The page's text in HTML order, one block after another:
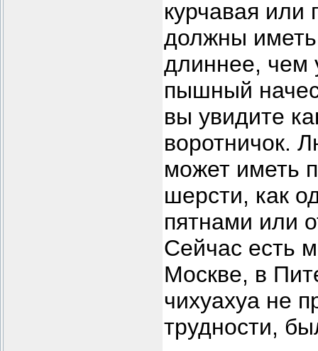
курчавая или
должны иметь
длиннее, чем
пышный
вы увидите
воротничок.
может иметь
шерсти, как
пятнами или
Сейчас есть
Москве, в
чихуахуа не
трудности,